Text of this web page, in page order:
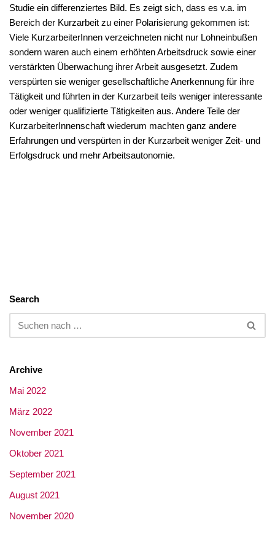
Studie ein differenziertes Bild. Es zeigt sich, dass es v.a. im
Bereich der Kurzarbeit zu einer Polarisierung gekommen ist:
Viele KurzarbeiterInnen verzeichneten nicht nur Lohneinbußen
sondern waren auch einem erhöhten Arbeitsdruck sowie einer
verstärkten Überwachung ihrer Arbeit ausgesetzt. Zudem
verspürten sie weniger gesellschaftliche Anerkennung für ihre
Tätigkeit und führten in der Kurzarbeit teils weniger interessante
oder weniger qualifizierte Tätigkeiten aus. Andere Teile der
KurzarbeiterInnenschaft wiederum machten ganz andere
Erfahrungen und verspürten in der Kurzarbeit weniger Zeit- und
Erfolgsdruck und mehr Arbeitsautonomie.
Search
Archive
Mai 2022
März 2022
November 2021
Oktober 2021
September 2021
August 2021
November 2020